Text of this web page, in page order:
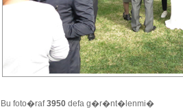
Bu foto�raf3950 defa g�r�nt�lenmi�